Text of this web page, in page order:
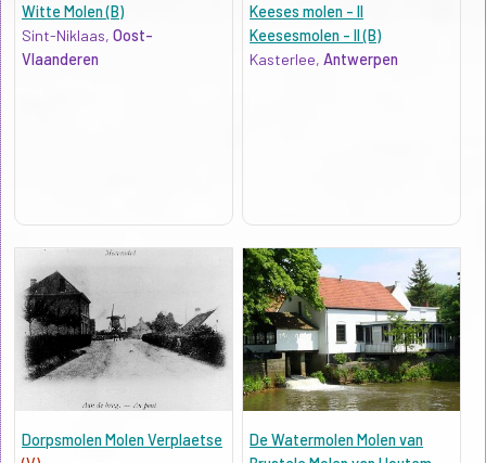
Witte Molen (B)
Sint-Niklaas, Oost-
Vlaanderen
Keeses molen - II
Keesesmolen - II (B)
Kasterlee,Antwerpen
Dorpsmolen Molen Verplaetse
De Watermolen Molen van